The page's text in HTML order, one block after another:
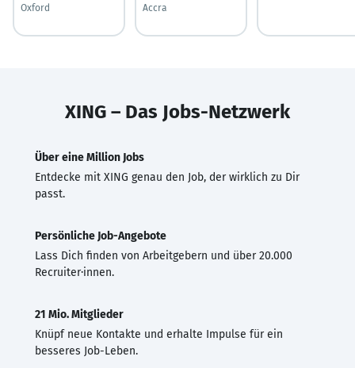
Oxford
Accra
XING – Das Jobs-Netzwerk
Über eine Million Jobs
Entdecke mit XING genau den Job, der wirklich zu Dir
passt.
Persönliche Job-Angebote
Lass Dich finden von Arbeitgebern und über 20.000
Recruiter·innen.
21 Mio. Mitglieder
Knüpf neue Kontakte und erhalte Impulse für ein
besseres Job-Leben.